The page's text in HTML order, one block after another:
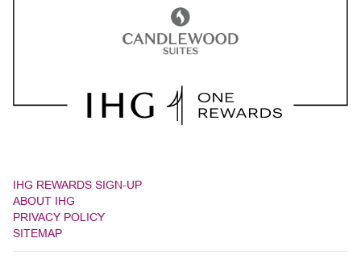
IHG REWARDS SIGN-UP
ABOUT IHG
PRIVACY POLICY
SITEMAP